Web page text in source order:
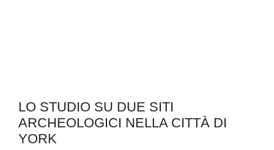
LO STUDIO SU DUE SITI
ARCHEOLOGICI NELLA CITTÀ DI
YORK